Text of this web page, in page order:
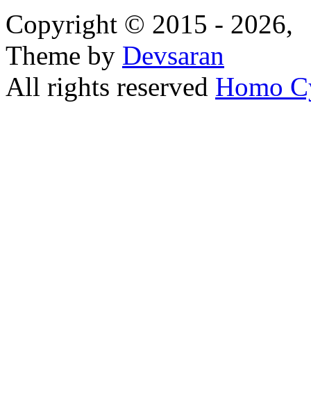
Copyright © 2015 - 2026,
Theme by Devsaran
All rights reserved Homo